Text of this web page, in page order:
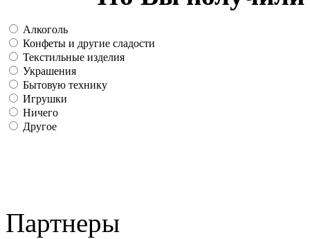
Алкоголь
Конфеты и другие сладости
Текстильные изделия
Украшения
Бытовую технику
Игрушки
Ничего
Другое
Партнеры